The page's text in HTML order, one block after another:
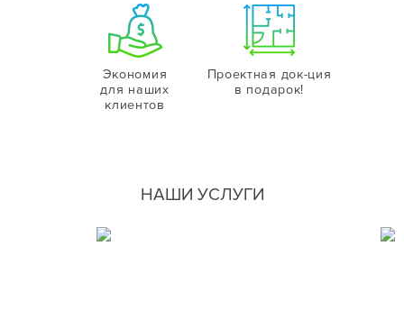
Экономия
для наших
клиентов
Проектная док-ция
в подарок!
НАШИ УСЛУГИ